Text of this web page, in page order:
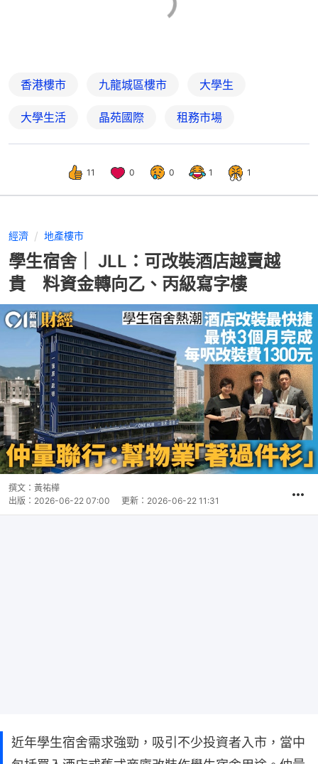
香港樓市 九龍城區樓市 大學生
大學生活 晶苑國際 租務市場
11 0 0 1 1
經濟 地產樓市
學生宿舍｜ JLL：可改裝酒店越賣越
貴 料資金轉向乙、丙級寫字樓
撰文： 黃祐樺
出版： 2026-06-22 07:00 更新： 2026-06-22 11:31
近年學生宿舍需求強勁，吸引不少投資者入市，當中